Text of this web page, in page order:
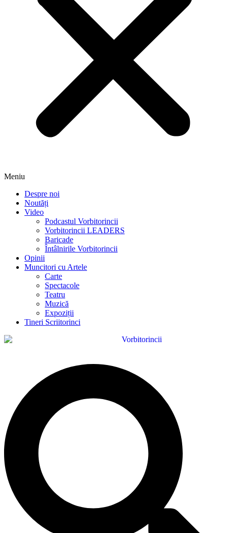
Meniu
Despre noi
Noutăți
Video
Podcastul Vorbitorincii
Vorbitorincii LEADERS
Baricade
Întâlnirile Vorbitorincii
Opinii
Muncitori cu Artele
Carte
Spectacole
Teatru
Muzică
Expoziții
Tineri Scriitorinci